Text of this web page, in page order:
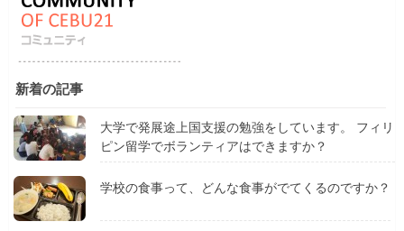
新着の記事
大学で発展途上国支援の勉強をしています。 フィリ
ピン留学でボランティアはできますか？
学校の食事って、どんな食事がでてくるのですか？